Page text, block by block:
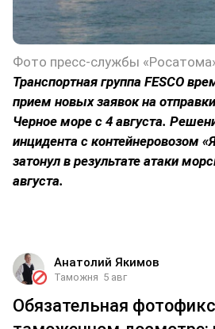
Фото пресс-службы
Транспортная группа FESCO
прием новых заявок на
Черное море с 4 августа.
инцидента с контейнеровозом
затонул в результате атаки
августа.
Анатолий Якимов
Таможня 5 авг
Обязательная